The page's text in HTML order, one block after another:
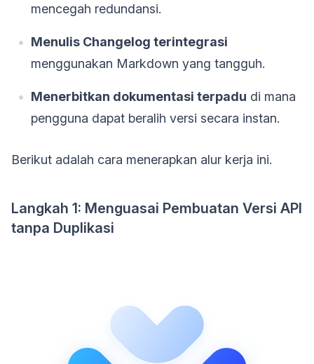
mencegah redundansi.
Menulis Changelog terintegrasi
menggunakan Markdown yang tangguh.
Menerbitkan dokumentasi terpadu di mana
pengguna dapat beralih versi secara instan.
Berikut adalah cara menerapkan alur kerja ini.
Langkah 1: Menguasai Pembuatan Versi API
tanpa Duplikasi